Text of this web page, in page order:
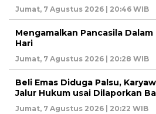
Jumat, 7 Agustus 2026 | 20:46 WIB
Mengamalkan Pancasila
Hari
Jumat, 7 Agustus 2026 | 20:28 WIB
Beli Emas Diduga Palsu,
Jalur Hukum usai Dilaporkan
Jumat, 7 Agustus 2026 | 20:22 WIB